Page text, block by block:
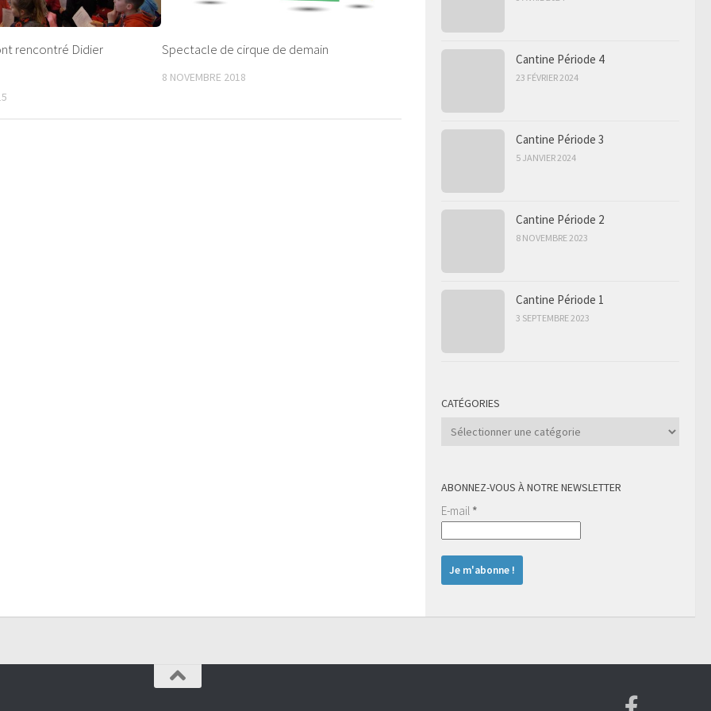
rencontré Didier
Spectacle de cirque de demain
8 NOVEMBRE 2018
Cantine Période 4
23 FÉVRIER 2024
Cantine Période 3
5 JANVIER 2024
Cantine Période 2
8 NOVEMBRE 2023
Cantine Période 1
3 SEPTEMBRE 2023
CATÉGORIES
Catégories
ABONNEZ-VOUS À NOTRE NEWSLETTER
E-mail *